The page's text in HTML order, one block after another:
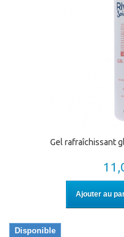
Gel rafraîchissant
Ajouter au
Disponible